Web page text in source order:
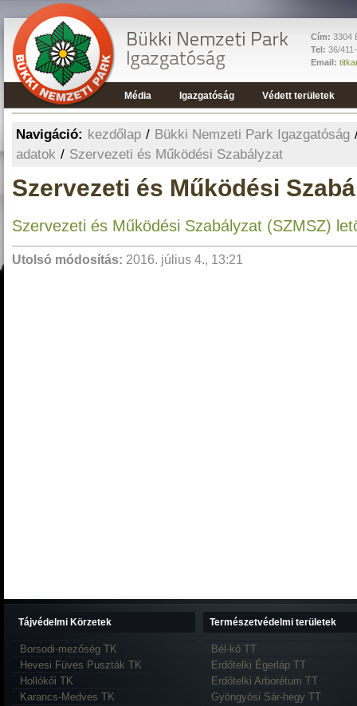
Cím: 3304
Tel: 36/
Email:
Média Igazgatóság Védett területek
Navigáció: kezdőlap / Bükki Nemzeti Park Igazgatóság
adatok / Szervezeti és Működési Szabályzat
Szervezeti és Működési
Szervezeti és Működési Szabályzat (SZMSZ)
Utolsó módosítás: 2016. július 4., 13:21
Tájvédelmi Körzetek
Borsodi-mezőség TK
Hevesi Füves Puszták TK
Hollókői TK
Karancs-Medves TK
Természetvédelmi területek
Bél-kő TT
Erdőtelki Égerláp TT
Erdőtelki Arborétum TT
Gyöngyösi Sár-hegy TT